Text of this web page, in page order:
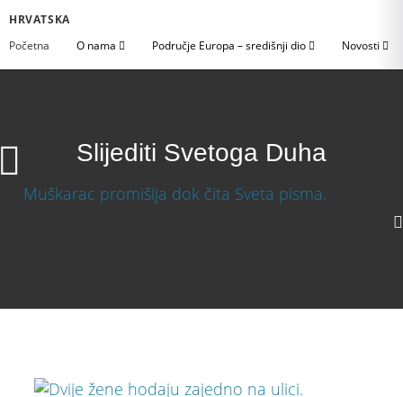
HRVATSKA
Početna
O nama Područje Europa – središnji dio Novosti
Slijediti Svetoga Duha